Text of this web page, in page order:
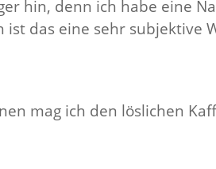
hin, denn ich habe eine
das eine sehr subjektive
mag ich den löslichen